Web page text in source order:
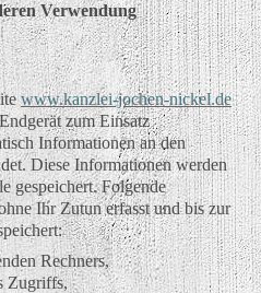
Verwendung
www.kanzlei-jochen-nickel.de
zum Einsatz
Informationen an den
Diese Informationen werden
gespeichert. Folgende
Ihr Zutun erfasst und bis zur
Rechners,
Zugriffs,